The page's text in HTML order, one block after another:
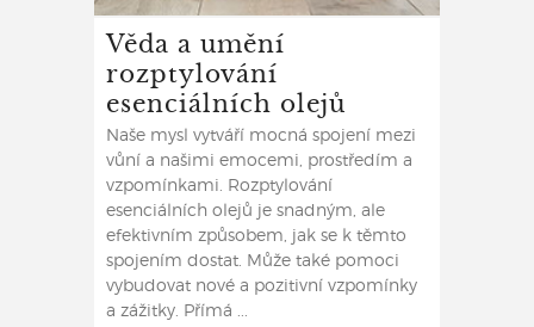
Věda a umění
rozptylování
esenciálních olejů
Naše mysl vytváří mocná spojení mezi
vůní a našimi emocemi, prostředím a
vzpomínkami. Rozptylování
esenciálních olejů je snadným, ale
efektivním způsobem, jak se k těmto
spojením dostat. Může také pomoci
vybudovat nové a pozitivní vzpomínky
a zážitky. Přímá ...